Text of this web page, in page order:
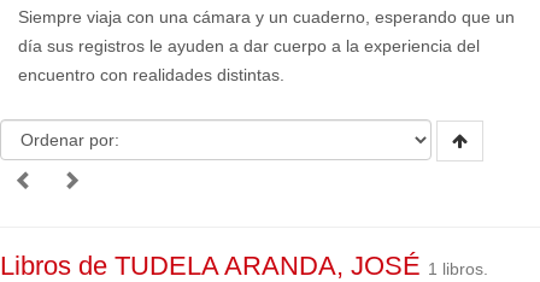
Siempre viaja con una cámara y un cuaderno, esperando que un
día sus registros le ayuden a dar cuerpo a la experiencia del
encuentro con realidades distintas.
Libros de TUDELA ARANDA, JOSÉ 1 libros.